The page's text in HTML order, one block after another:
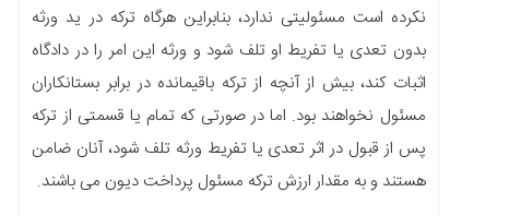
نکرده است مسئولیتی ندارد، بنابراین هرگاه ترکه در ید ورثه
بدون تعدی یا تفریط او تلف شود و ورثه این امر را در دادگاه
اثبات کند، بیش از آنچه از ترکه باقیمانده در برابر بستانکاران
مسئول نخواهند بود. اما در صورتی که تمام یا قسمتی از ترکه
پس از قبول در اثر تعدی یا تفریط ورثه تلف شود، آنان ضامن
هستند و به مقدار ارزش ترکه مسئول پرداخت دیون می باشند.